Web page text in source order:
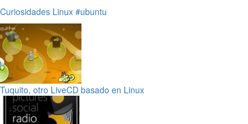
Curiosidades Linux #ubuntu
Tuquito, otro LiveCD basado en Linux